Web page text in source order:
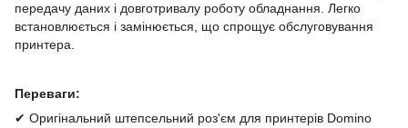
передачу даних і довготривалу роботу обладнання. Легко
встановлюється і замінюється, що спрощує обслуговування
принтера.
Переваги:
✔ Оригінальний штепсельний роз'єм для принтерів Domino